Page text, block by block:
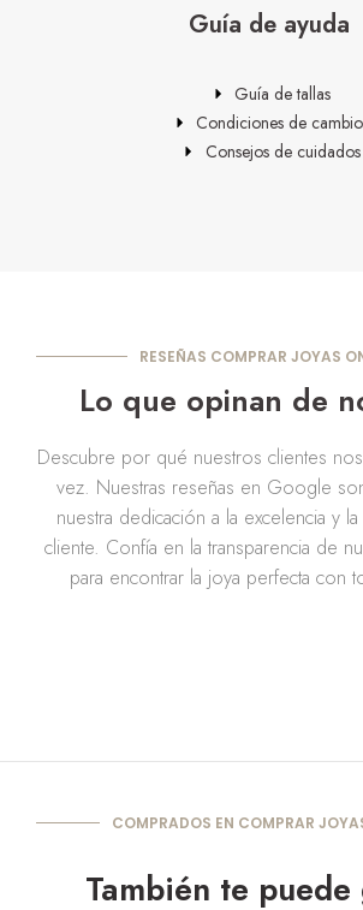
Guía de ayuda
Guía de tallas
Condiciones de
Consejos de cuidados
RESEÑAS COMPRAR JOYAS
Lo que opinan de
Descubre por qué nuestros clientes
vez. Nuestras reseñas en Google
nuestra dedicación a la excelencia y
cliente. Confía en la transparencia de
para encontrar la joya perfecta con
COMPRADOS EN COMPRAR
También te